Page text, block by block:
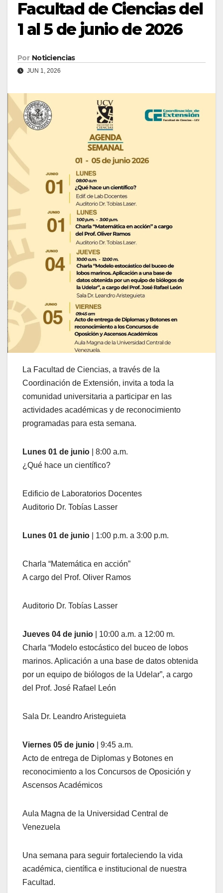
Facultad de Ciencias del
1 al 5 de junio de 2026
Por Noticiencias
JUN 1, 2026
La Facultad de Ciencias, a través de la
Coordinación de Extensión, invita a toda la
comunidad universitaria a participar en las
actividades académicas y de reconocimiento
programadas para esta semana.
Lunes 01 de junio | 8:00 a.m.
¿Qué hace un científico?
Edificio de Laboratorios Docentes
Auditorio Dr. Tobías Lasser
Lunes 01 de junio | 1:00 p.m. a 3:00 p.m.
Charla “Matemática en acción”
A cargo del Prof. Oliver Ramos
Auditorio Dr. Tobías Lasser
Jueves 04 de junio | 10:00 a.m. a 12:00 m.
Charla “Modelo estocástico del buceo de lobos
marinos. Aplicación a una base de datos obtenida
por un equipo de biólogos de la Udelar”, a cargo
del Prof. José Rafael León
Sala Dr. Leandro Aristeguieta
Viernes 05 de junio | 9:45 a.m.
Acto de entrega de Diplomas y Botones en
reconocimiento a los Concursos de Oposición y
Ascensos Académicos
Aula Magna de la Universidad Central de
Venezuela
Una semana para seguir fortaleciendo la vida
académica, científica e institucional de nuestra
Facultad.